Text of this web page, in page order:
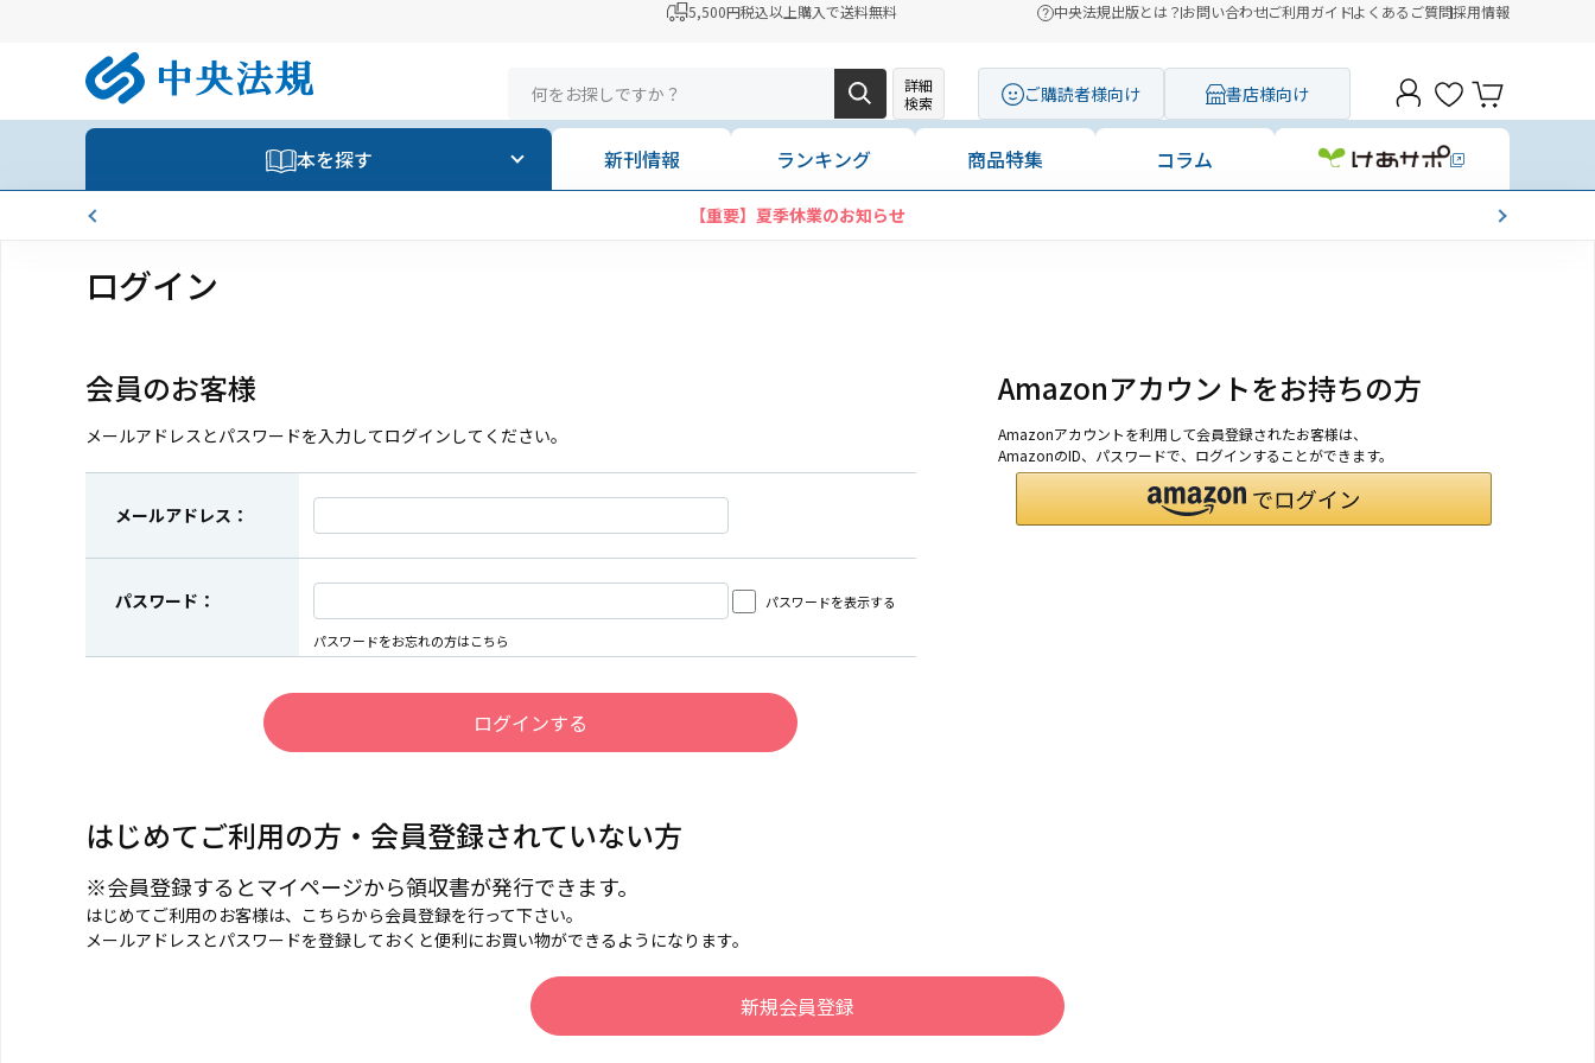
5,500円税込以上購入で送料無料 中央法規出版とは？お問い合わせご利用ガイドよくあるご質問採用情報
詳細
検索
ご購読者様向け 書店様向け
本を探す 新刊情報 ランキング 商品特集 コラム
【重要】夏季休業のお知らせ
ログイン
会員のお客様
メールアドレスとパスワードを入力してログインしてください。
メールアドレス：
パスワード： パスワードを表示する
パスワードをお忘れの方はこちら
Amazonアカウントをお持ちの方
Amazonアカウントを利用して会員登録されたお客様は、
AmazonのID、パスワードで、ログインすることができます。
はじめてご利用の方・会員登録されていない方
※会員登録するとマイページから領収書が発行できます。
はじめてご利用のお客様は、こちらから会員登録を行って下さい。
メールアドレスとパスワードを登録しておくと便利にお買い物ができるようになります。